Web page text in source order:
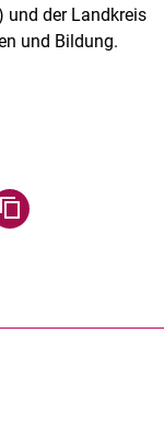
und der Landkreis
und Bildung.
teilen
über Facebook